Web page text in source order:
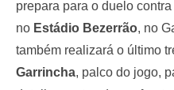
prepara para o duelo
no Estádio Bezerrão, no
também realizará o último
Garrincha, palco do jogo,